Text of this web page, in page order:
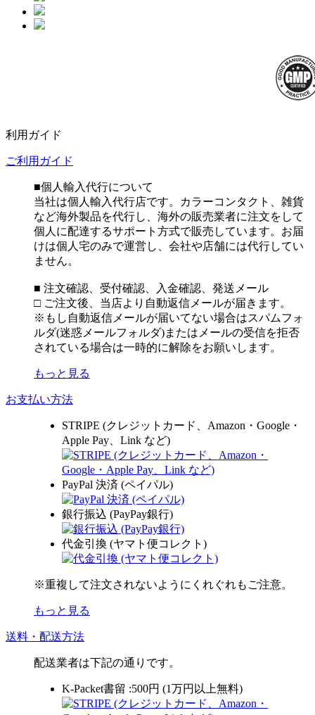
利用ガイド
ご利用ガイド
■個人輸入代行について
当社は個人輸入代行店です。カラーコンタクト、雑貨
など海外製品を代行し、海外の販売業者に注文をして
個人に配達するサポート方式で販売しています。お届
けは個人宅のみで運営し、会社や店舗には代行してい
ません。
■ 注文確認、受付確認、入金確認、発送メール
□ ご注文後、当店より自動返信メールが届きます。
※もし自動返信メールが届いてない場合はスパムフォ
ルダ(迷惑メールフォルダ)またはメールの受信を拒否
されている場合は一時的に解除をお願いします。
もっと見る
お支払い方法
STRIPE (クレジットカード、Amazon・Google・
Apple Pay、Link など)
PayPal 決済 (ペイパル)
銀行振込 (PayPay銀行)
代金引換 (ヤマト便コレクト)
※重複して注文されないようにくれぐれもご注意。
もっと見る
送料・配送方法
配送業者は下記の通りです。
K-Packet書留 :500円 (1万円以上無料)